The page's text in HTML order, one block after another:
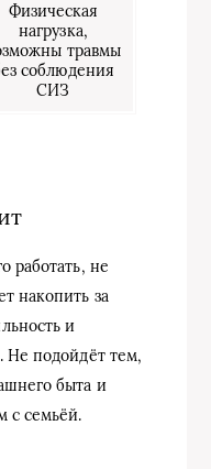
Физическая
нагрузка,
травмы
соблюдения
СИЗ
работать, не
накопить за
и
Не подойдёт тем,
быта и
с семьёй.